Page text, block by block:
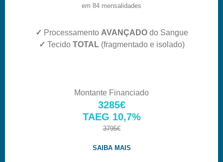
em 84 mensalidades
✓ Processamento AVANÇADOdo Sangue
✓ Tecido TOTAL(fragmentado e isolado)
Montante Financiado
3285€
TAEG 10,7%
3795€
SAIBA MAIS